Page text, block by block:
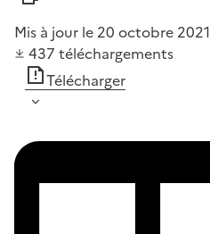
Mis à jour le 20 octobre 2021
437 téléchargements
Télécharger